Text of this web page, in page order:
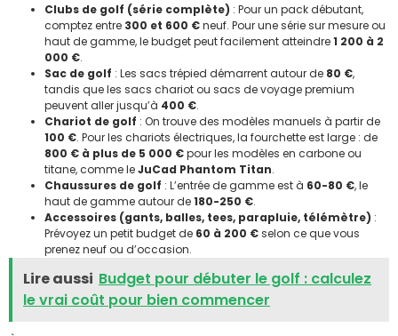
Clubs de golf (série complète) : Pour un pack débutant,
comptez entre 300 et 600 €neuf. Pour une série sur mesure ou
haut de gamme, le budget peut facilement atteindre1 200 à 2
000 €.
Sac de golf : Les sacs trépied démarrent autour de 80 €,
tandis que les sacs chariot ou sacs de voyage premium
peuvent aller jusqu’à 400 €.
Chariot de golf : On trouve des modèles manuels à partir de
100 €. Pour les chariots électriques, la fourchette est large : de
800 € à plus de 5 000 €pour les modèles en carbone ou
titane, comme leJuCad Phantom Titan.
Chaussures de golf : L’entrée de gamme est à 60-80 €, le
haut de gamme autour de180-250 €.
Accessoires (gants, balles, tees, parapluie, télémètre) :
Prévoyez un petit budget de 60 à 200 €selon ce que vous
prenez neuf ou d’occasion.
Lire aussi Budget pour débuter le golf : calculez
le vrai coût pour bien commencer